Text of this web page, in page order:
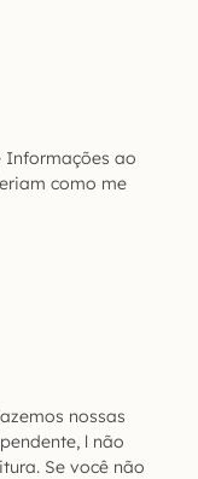
Informações ao
como me
nossas
l não
Se você não